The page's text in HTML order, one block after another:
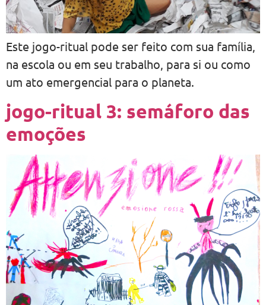
Este jogo-ritual pode ser feito com sua família,
na escola ou em seu trabalho, para si ou como
um ato emergencial para o planeta.
jogo-ritual 3: semáforo das
emoções